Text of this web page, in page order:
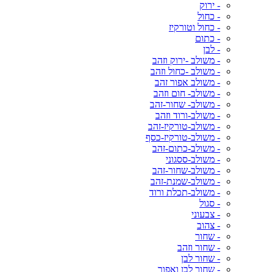
- ירוק
- כחול
- כחול וטורקיז
- כתום
- לבן
- משולב -ירוק וזהב
- משולב -כחול וזהב
- משולב אפור זהב
- משולב- חום וזהב
- משולב- שחור-זהב
- משולב-ורוד וזהב
- משולב-טורקיז-זהב
- משולב-טורקיז-כסף
- משולב-כתום-זהב
- משולב-ססגוני
- משולב-שחור-זהב
- משולב-שמנת-זהב
- משולב-תכלת ורוד
- סגול
- צבעוני
- צהוב
- שחור
- שחור וזהב
- שחור לבן
- שחור לבן ואפור